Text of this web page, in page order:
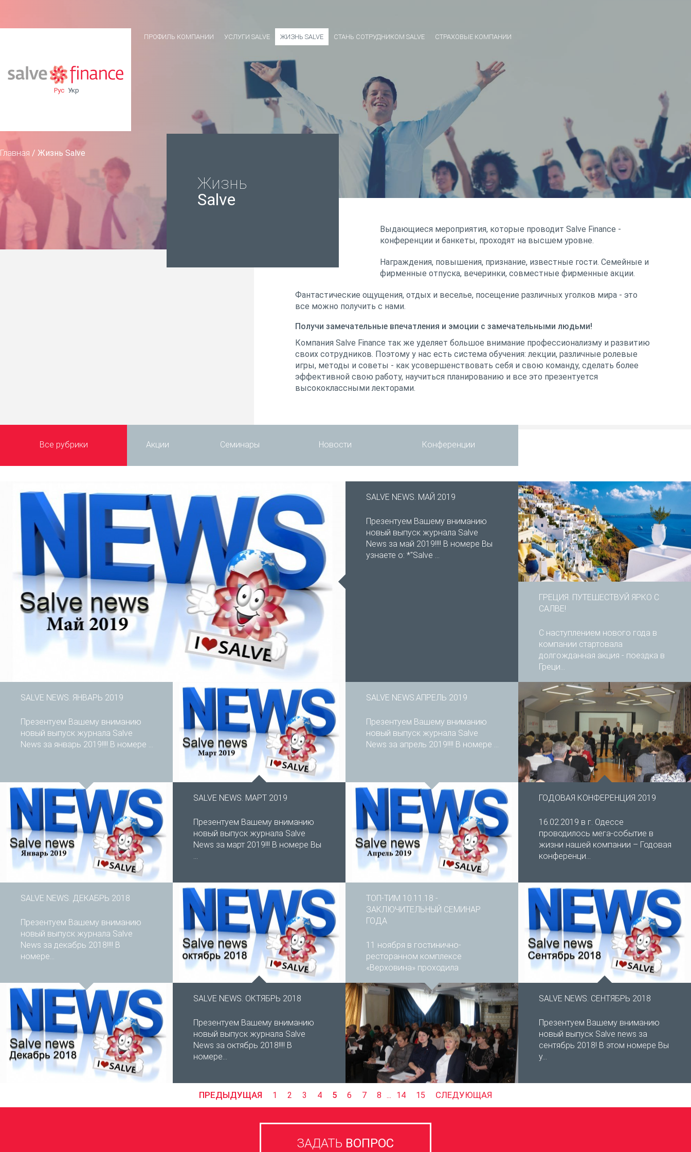
Рус Укр
Главная / Жизнь Salve
ПРОФИЛЬ КОМПАНИИ УСЛУГИ SALVE ЖИЗНЬ SALVE СТАНЬ СОТРУДНИКОМ SALVE СТРАХОВЫЕ КОМПАНИИ
Жизнь
Salve
Выдающиеся мероприятия, которые проводит Salve Finance -
конференции и банкеты, проходят на высшем уровне.
Награждения, повышения, признание, известные гости. Семейные и
фирменные отпуска, вечеринки, совместные фирменные акции.
Фантастические ощущения, отдых и веселье, посещение различных уголков мира - это
все можно получить с нами.
Получи замечательные впечатления и эмоции с замечательными людьми!
Компания Salve Finance так же уделяет большое внимание профессионализму и развитию
своих сотрудников. Поэтому у нас есть система обучения: лекции, различные ролевые
игры, методы и советы - как усовершенствовать себя и свою команду, сделать более
эффективной свою работу, научиться планированию и все это презентуется
высококлассными лекторами.
Все рубрики Акции Семинары Новости Конференции
SALVE NEWS. МАЙ 2019
Презентуем Вашему вниманию
новый выпуск журнала Salve
News за май 2019!!!! В номере Вы
узнаете о: *"Salve ...
ГРЕЦИЯ. ПУТЕШЕСТВУЙ ЯРКО С
САЛВЕ!
С наступлением нового года в
компании стартовала
долгожданная акция - поездка в
Греци...
SALVE NEWS. ЯНВАРЬ 2019
Презентуем Вашему вниманию
новый выпуск журнала Salve
News за январь 2019!!!! В номере ...
SALVE NEWS. МАРТ 2019
Презентуем Вашему вниманию
новый выпуск журнала Salve
News за март 2019!!! В номере Вы
...
SALVE NEWS.АПРЕЛЬ 2019
Презентуем Вашему вниманию
новый выпуск журнала Salve
News за апрель 2019!!!! В номере ...
ГОДОВАЯ КОНФЕРЕНЦИЯ 2019
16.02.2019 в г. Одессе
проводилось мега-событие в
жизни нашей компании – Годовая
конференци...
SALVE NEWS. ДЕКАБРЬ 2018
Презентуем Вашему вниманию
новый выпуск журнала Salve
News за декабрь 2018!!!! В
номере...
SALVE NEWS. ОКТЯБРЬ 2018
Презентуем Вашему вниманию
новый выпуск журнала Salve
News за октябрь 2018!!!! В
номере...
ТОП-ТИМ 10.11.18 -
ЗАКЛЮЧИТЕЛЬНЫЙ СЕМИНАР
ГОДА
11 ноября в гостинично-
ресторанном комплексе
«Верховина» проходила
SALVE NEWS. СЕНТЯБРЬ 2018
Презентуем Вашему вниманию
новый выпуск Salve news за
сентябрь 2018! В этом номере Вы
у...
ПРЕДЫДУЩАЯ 1 2 3 4 5 6 7 8 ... 14 15 СЛЕДУЮЩАЯ
ЗАДАТЬ ВОПРОС